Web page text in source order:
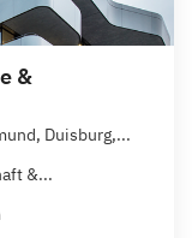
&
Duisburg,...
&...